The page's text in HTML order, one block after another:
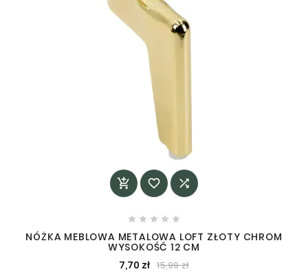
  
    
NÓŻKA MEBLOWA METALOWA LOFT ZŁOTY CHROM
WYSOKOŚĆ 12 CM
7,70 zł 15,99 zł